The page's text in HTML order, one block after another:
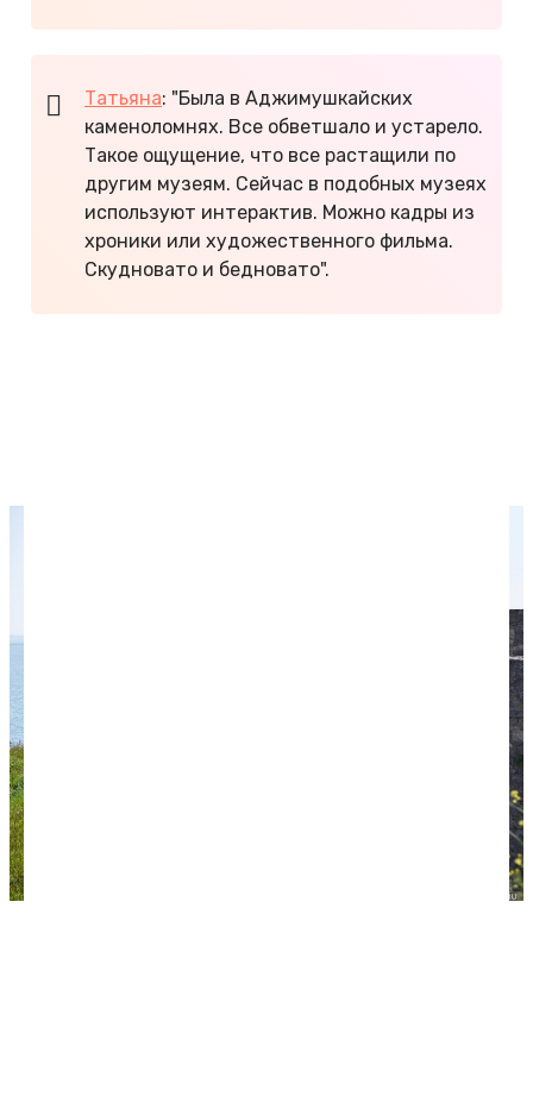
Татьяна: "Была в Аджимушкайских
каменоломнях. Все обветшало и устарело.
Такое ощущение, что все растащили по
другим музеям. Сейчас в подобных музеях
используют интерактив. Можно кадры из
хроники или художественного фильма.
Скудновато и бедновато".